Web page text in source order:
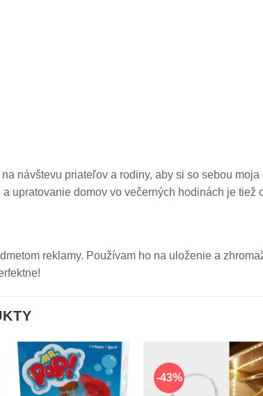
návštevu priateľov a rodiny, aby si so sebou
upratovanie domov vo večerných hodinách je tiež
reklamy. Používam ho na uloženie a
-43%